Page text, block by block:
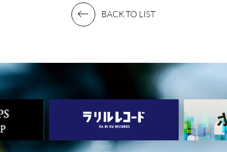
BACK TO LIST